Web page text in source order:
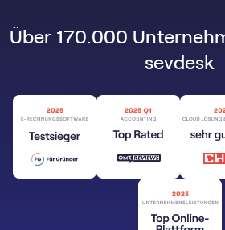
Über 170.000
sevdesk